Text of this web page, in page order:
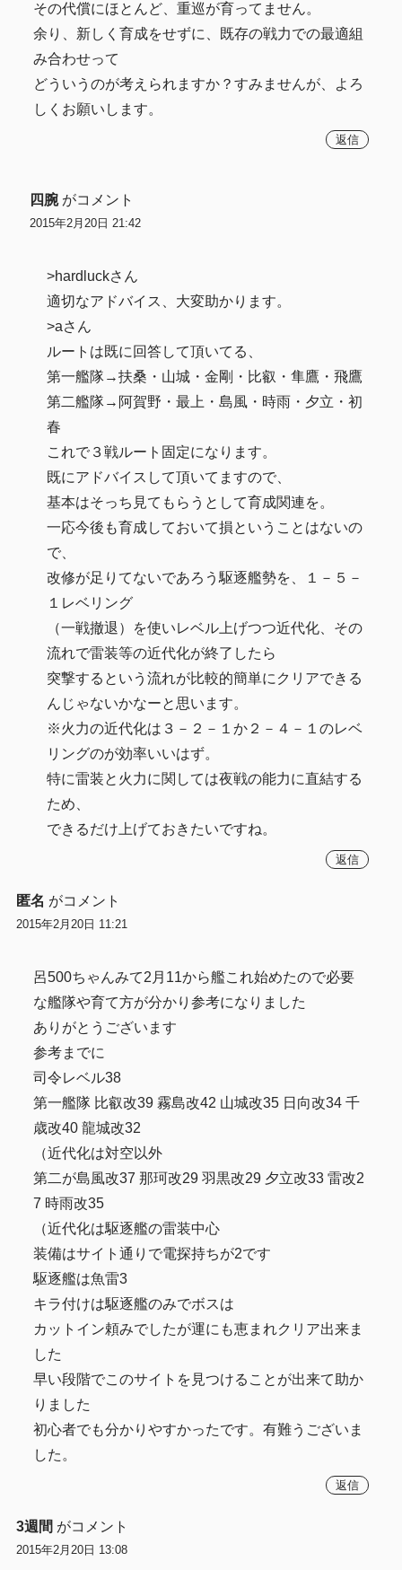
その代償にほとんど、重巡が育ってません。
余り、新しく育成をせずに、既存の戦力での最適組
み合わせって
どういうのが考えられますか？すみませんが、よろ
しくお願いします。
返信
四腕 がコメント
2015年2月20日 21:42
>hardluckさん
適切なアドバイス、大変助かります。
>aさん
ルートは既に回答して頂いてる、
第一艦隊→扶桑・山城・金剛・比叡・隼鷹・飛鷹
第二艦隊→阿賀野・最上・島風・時雨・夕立・初
春
これで３戦ルート固定になります。
既にアドバイスして頂いてますので、
基本はそっち見てもらうとして育成関連を。
一応今後も育成しておいて損ということはないの
で、
改修が足りてないであろう駆逐艦勢を、１－５－
１レベリング
（一戦撤退）を使いレベル上げつつ近代化、その
流れで雷装等の近代化が終了したら
突撃するという流れが比較的簡単にクリアできる
んじゃないかなーと思います。
※火力の近代化は３－２－１か２－４－１のレベ
リングのが効率いいはず。
特に雷装と火力に関しては夜戦の能力に直結する
ため、
できるだけ上げておきたいですね。
返信
匿名 がコメント
2015年2月20日 11:21
呂500ちゃんみて2月11から艦これ始めたので必要
な艦隊や育て方が分かり参考になりました
ありがとうございます
参考までに
司令レベル38
第一艦隊 比叡改39 霧島改42 山城改35 日向改34 千
歳改40 龍城改32
（近代化は対空以外
第二が島風改37 那珂改29 羽黒改29 夕立改33 雷改2
7 時雨改35
（近代化は駆逐艦の雷装中心
装備はサイト通りで電探持ちが2です
駆逐艦は魚雷3
キラ付けは駆逐艦のみでボスは
カットイン頼みでしたが運にも恵まれクリア出来ま
した
早い段階でこのサイトを見つけることが出来て助か
りました
初心者でも分かりやすかったです。有難うございま
した。
返信
3週間 がコメント
2015年2月20日 13:08